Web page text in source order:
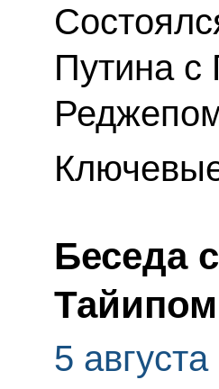
Путина с
Беседа
5